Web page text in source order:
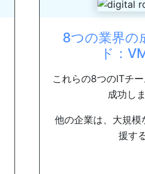
8つの業界の
ド：
これらの8つのITチ
成功し
他の企業は、大規
援す